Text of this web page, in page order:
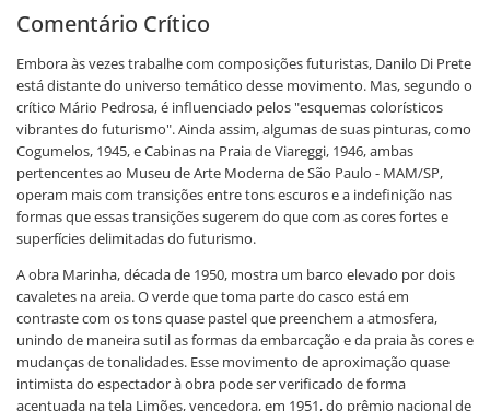
Comentário Crítico
Embora às vezes trabalhe com composições futuristas, Danilo Di Prete
está distante do universo temático desse movimento. Mas, segundo o
crítico Mário Pedrosa, é influenciado pelos "esquemas colorísticos
vibrantes do futurismo". Ainda assim, algumas de suas pinturas, como
Cogumelos, 1945, e Cabinas na Praia de Viareggi, 1946, ambas
pertencentes ao Museu de Arte Moderna de São Paulo - MAM/SP,
operam mais com transições entre tons escuros e a indefinição nas
formas que essas transições sugerem do que com as cores fortes e
superfícies delimitadas do futurismo.
A obra Marinha, década de 1950, mostra um barco elevado por dois
cavaletes na areia. O verde que toma parte do casco está em
contraste com os tons quase pastel que preenchem a atmosfera,
unindo de maneira sutil as formas da embarcação e da praia às cores e
mudanças de tonalidades. Esse movimento de aproximação quase
intimista do espectador à obra pode ser verificado de forma
acentuada na tela Limões, vencedora, em 1951, do prêmio nacional de